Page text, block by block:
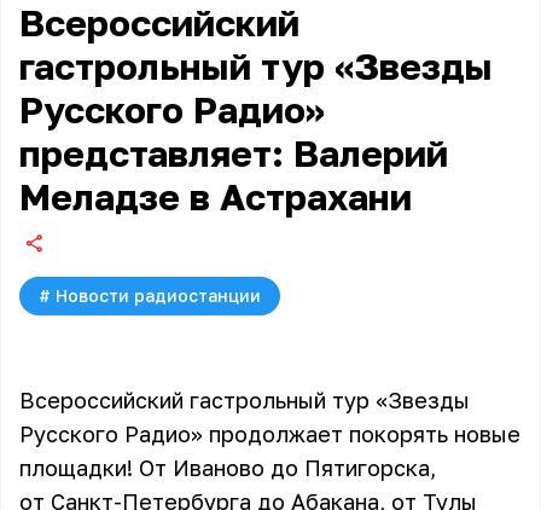
Всероссийский
гастрольный тур «Звезды
Русского Радио»
представляет: Валерий
Меладзе в Астрахани
# Новости радиостанции
Всероссийский гастрольный тур «Звезды
Русского Радио» продолжает покорять новые
площадки! От Иваново до Пятигорска,
от Санкт-Петербурга до Абакана, от Тулы